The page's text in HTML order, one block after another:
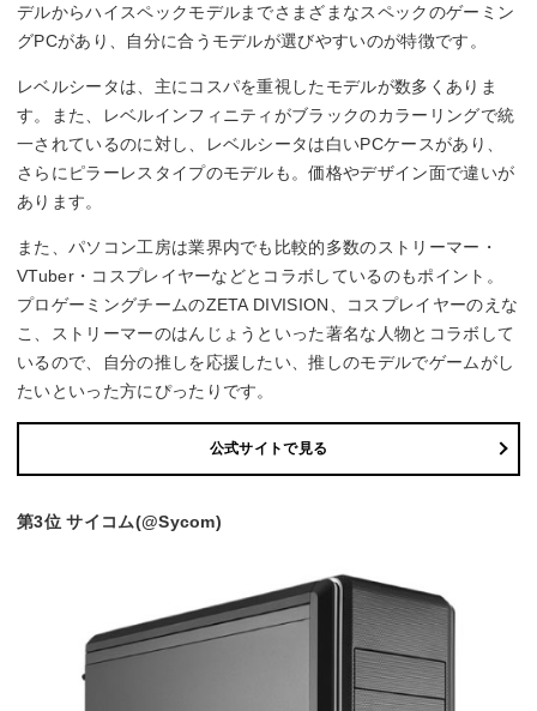
デルからハイスペックモデルまでさまざまなスペックのゲーミン
グPCがあり、自分に合うモデルが選びやすいのが特徴です。
レベルシータは、主にコスパを重視したモデルが数多くありま
す。また、レベルインフィニティがブラックのカラーリングで統
一されているのに対し、レベルシータは白いPCケースがあり、
さらにピラーレスタイプのモデルも。価格やデザイン面で違いが
あります。
また、パソコン工房は業界内でも比較的多数のストリーマー・
VTuber・コスプレイヤーなどとコラボしているのもポイント。
プロゲーミングチームのZETA DIVISION、コスプレイヤーのえな
こ、ストリーマーのはんじょうといった著名な人物とコラボして
いるので、自分の推しを応援したい、推しのモデルでゲームがし
たいといった方にぴったりです。
公式サイトで見る
第3位 サイコム(@Sycom)